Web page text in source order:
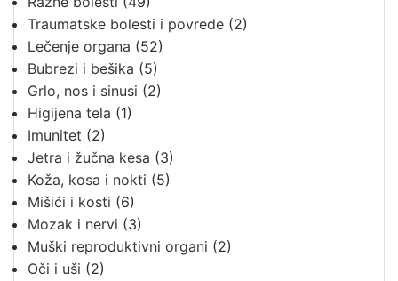
Traumatske bolesti i povrede (2)
Lečenje organa (52)
Bubrezi i bešika (5)
Grlo, nos i sinusi (2)
Higijena tela (1)
Imunitet (2)
Jetra i žučna kesa (3)
Koža, kosa i nokti (5)
Mišići i kosti (6)
Mozak i nervi (3)
Muški reproduktivni organi (2)
Oči i uši (2)